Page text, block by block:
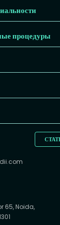
процедуры
65, Noida,